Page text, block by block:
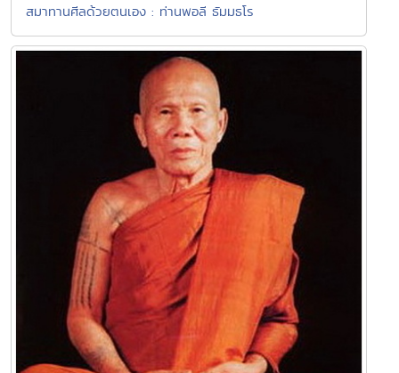
สมาทานศีลด้วยตนเอง : ท่านพอลี ธัมมธโร